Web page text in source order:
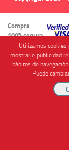
Compra
100% segura
Cofinanciado por
Utilizamos
mostrarle publicidad
hábitos de
Puede